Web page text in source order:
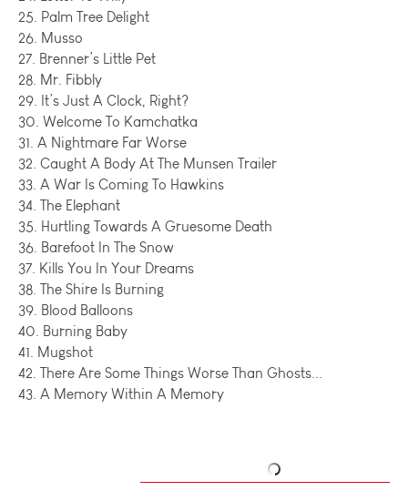
25. Palm Tree Delight
26. Musso
27. Brenner’s Little Pet
28. Mr. Fibbly
29. It’s Just A Clock, Right?
30. Welcome To Kamchatka
31. A Nightmare Far Worse
32. Caught A Body At The Munsen Trailer
33. A War Is Coming To Hawkins
34. The Elephant
35. Hurtling Towards A Gruesome Death
36. Barefoot In The Snow
37. Kills You In Your Dreams
38. The Shire Is Burning
39. Blood Balloons
40. Burning Baby
41. Mugshot
42. There Are Some Things Worse Than Ghosts...
43. A Memory Within A Memory